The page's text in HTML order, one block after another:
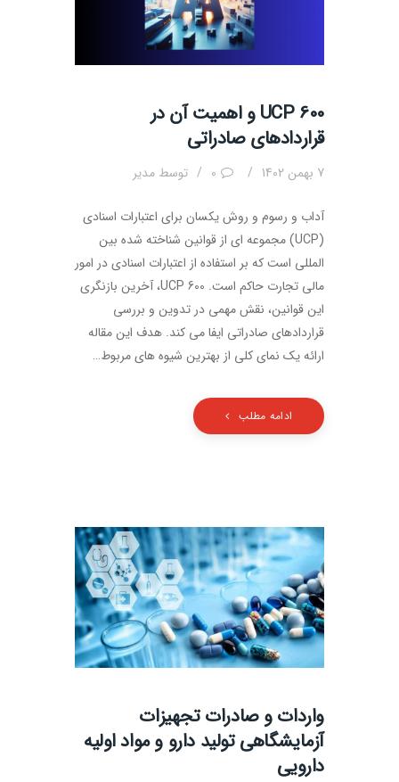
UCP 600 و اهمیت آن در
قراردادهای صادراتی
7 بهمن 1402 0 توسط مدیر
آداب و رسوم و روش یکسان برای اعتبارات اسنادی
(UCP) مجموعه ای از قوانین شناخته شده بین
المللی است که بر استفاده از اعتبارات اسنادی در امور
مالی تجارت حاکم است. UCP 600، آخرین بازنگری
این قوانین، نقش مهمی در تدوین و بررسی
قراردادهای صادراتی ایفا می کند. هدف این مقاله
ارائه یک نمای کلی از بهترین شیوه های مربوط…
ادامه مطلب
واردات و صادرات تجهیزات
آزمایشگاهی تولید دارو و مواد اولیه
دارویی